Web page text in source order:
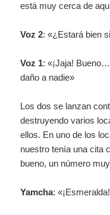
está muy cerca de
Voz 2: «¿Estará bien
Voz 1: «¡Jaja!
daño a nadie»
Los dos se lanzan
destruyendo varios
ellos. En uno de los
nuestro tenía una
bueno, un número
Yamcha: